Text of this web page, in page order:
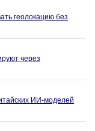
геолокацию без
через
ИИ-моделей